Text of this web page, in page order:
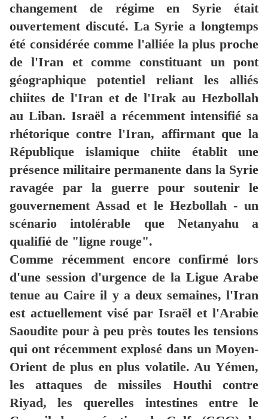
changement de régime en Syrie était
ouvertement discuté. La Syrie a longtemps
été considérée comme l'alliée la plus proche
de l'Iran et comme constituant un pont
géographique potentiel reliant les alliés
chiites de l'Iran et de l'Irak au Hezbollah
au Liban. Israël a récemment intensifié sa
rhétorique contre l'Iran, affirmant que la
République islamique chiite établit une
présence militaire permanente dans la Syrie
ravagée par la guerre pour soutenir le
gouvernement Assad et le Hezbollah - un
scénario intolérable que Netanyahu a
qualifié de "ligne rouge".
Comme récemment encore confirmé lors
d'une session d'urgence de la Ligue Arabe
tenue au Caire il y a deux semaines, l'Iran
est actuellement visé par Israël et l'Arabie
Saoudite pour à peu près toutes les tensions
qui ont récemment explosé dans un Moyen-
Orient de plus en plus volatile. Au Yémen,
les attaques de missiles Houthi contre
Riyad, les querelles intestines entre le